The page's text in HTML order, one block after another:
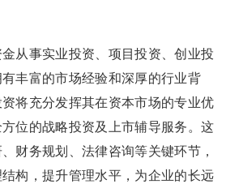
从事实业投资、项目投资、创业投
丰富的市场经验和深厚的行业背
将充分发挥其在资本市场的专业优
位的战略投资及上市辅导服务。这
财务规划、法律咨询等关键环节，
构，提升管理水平，为企业的长远